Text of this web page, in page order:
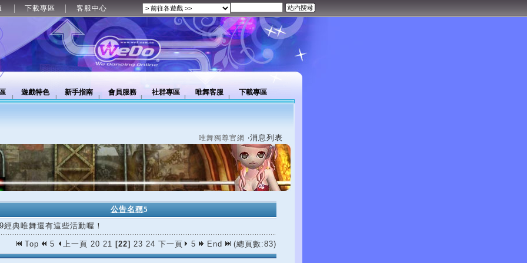
下載專區 客服中心
遊戲特色 新手指南 會員服務 社群專區 唯舞客服 下載專區
唯舞獨尊官網 ‧消息列表
公告名稱5
經典唯舞還有這些活動喔！
Top 5 上一頁 20 21 [22] 23 24 下一頁 5 End (總頁數:83)